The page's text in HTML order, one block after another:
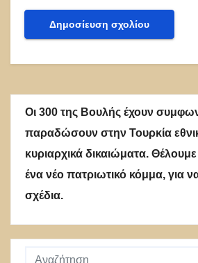
Οι 300 της Βουλής έχουν
παραδώσουν στην Τουρκία
κυριαρχικά δικαιώματα.
ένα νέο πατριωτικό κόμμα, για
σχέδια.